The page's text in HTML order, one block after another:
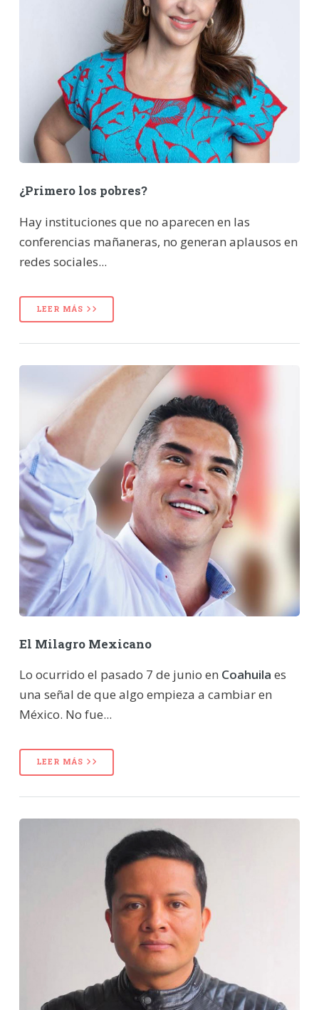
¿Primero los pobres?
Hay instituciones que no aparecen en las
conferencias mañaneras, no generan aplausos en
redes sociales...
LEER MÁS
El Milagro Mexicano
Lo ocurrido el pasado 7 de junio en Coahuila es
una señal de que algo empieza a cambiar en
México. No fue...
LEER MÁS